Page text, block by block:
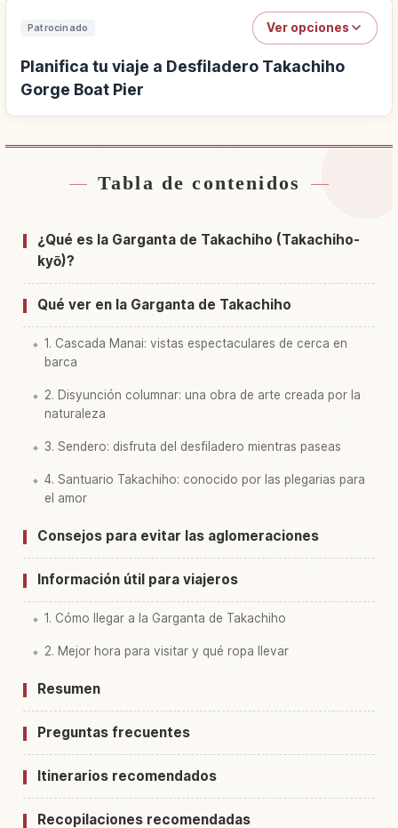
Patrocinado Ver opciones
Planifica tu viaje a Desfiladero Takachiho
Gorge Boat Pier
Buscar alojamiento cerca de Desfiladero
Buscar experiencias en Desfiladero Takachiho
Tabla de contenidos
¿Qué es la Garganta de Takachiho (Takachiho-
kyō)?
Qué ver en la Garganta de Takachiho
1. Cascada Manai: vistas espectaculares de cerca en
barca
2. Disyunción columnar: una obra de arte creada por la
naturaleza
3. Sendero: disfruta del desfiladero mientras paseas
4. Santuario Takachiho: conocido por las plegarias para
el amor
Consejos para evitar las aglomeraciones
Información útil para viajeros
1. Cómo llegar a la Garganta de Takachiho
2. Mejor hora para visitar y qué ropa llevar
Resumen
Preguntas frecuentes
Itinerarios recomendados
Recopilaciones recomendadas